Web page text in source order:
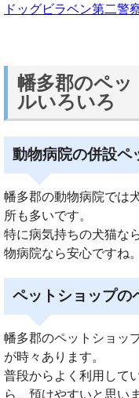
ドッグビラベン第二警
幡多郡のペ
ルいろいろ
動物病院の併設ペ
幡多郡の動物病院では
所も多いです。
特に病気持ちの犬猫な
物病院なら安心ですね。
ペットショップの
幡多郡のペットショッ
が時々あります。
普段からよく利用して
ら、預けやすいと思い